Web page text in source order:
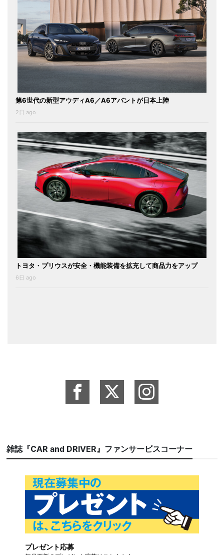
第6世代の新型アウディA6／A6アバントが日本上陸
2日 ago
トヨタ・プリウスが安全・機能装備を拡充して商品力をアップ
6日 ago
雑誌『CAR and DRIVER』ファンサービスコーナー
プレゼント応募